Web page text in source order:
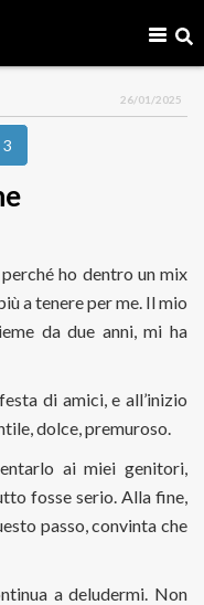
26/01/2025
3
ho dentro un mix
a tenere per me. Il mio
da due anni, mi ha
di amici, e all’inizio
dolce, premuroso.
ai miei genitori,
fosse serio. Alla fine,
passo, convinta che
a deludermi. Non